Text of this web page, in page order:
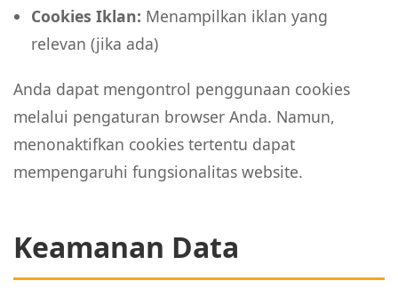
Cookies Iklan: Menampilkan iklan yang
relevan (jika ada)
Anda dapat mengontrol penggunaan cookies
melalui pengaturan browser Anda. Namun,
menonaktifkan cookies tertentu dapat
mempengaruhi fungsionalitas website.
Keamanan Data